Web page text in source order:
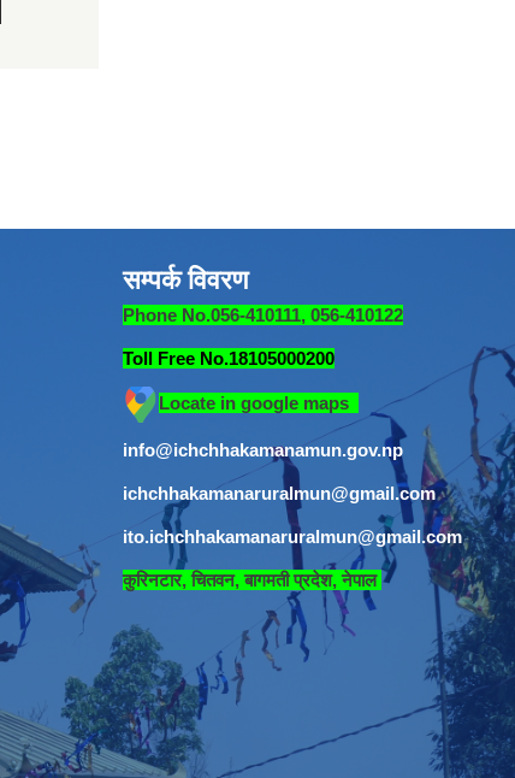
सम्पर्क विवरण
Phone No.056-410111, 056-410122
Toll Free No.18105000200
Locate in google maps
info@ichchhakamanamun.gov.np
ichchhakamanaruralmun@gmail.com
ito.ichchhakamanaruralmun@gmail.com​
कुरिनटार, चितवन, बागमती प्रदेश, नेपाल